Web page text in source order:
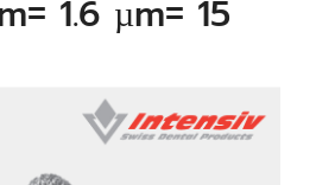
1.6 µm= 15